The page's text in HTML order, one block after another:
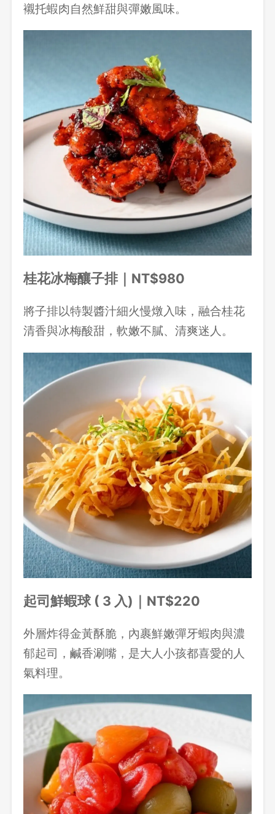
襯托蝦肉自然鮮甜與彈嫩風味。
桂花冰梅釀子排｜NT$980
將子排以特製醬汁細火慢燉入味，融合桂花
清香與冰梅酸甜，軟嫩不膩、清爽迷人。
起司鮮蝦球 ( 3 入)｜NT$220
外層炸得金黃酥脆，內裹鮮嫩彈牙蝦肉與濃
郁起司，鹹香涮嘴，是大人小孩都喜愛的人
氣料理。